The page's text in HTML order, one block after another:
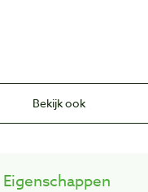
Bekijk ook
Eigenschappen